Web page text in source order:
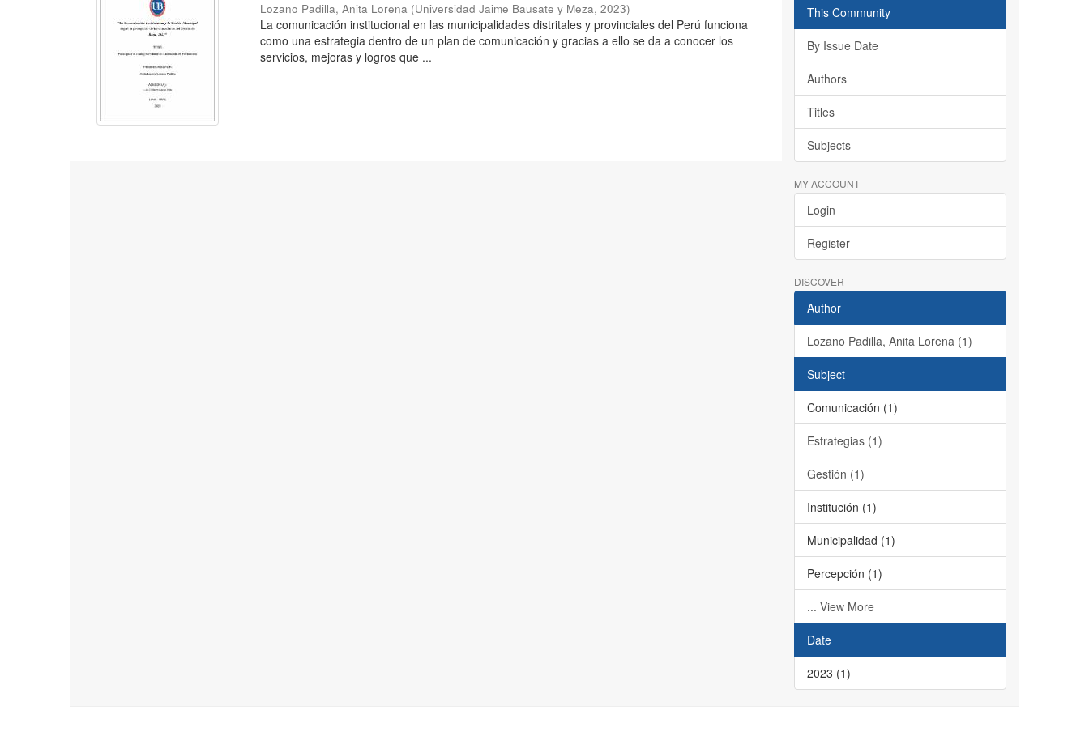
Lozano Padilla, Anita Lorena (Universidad Jaime Bausate y Meza,2023)
La comunicación institucional en las municipalidades distritales y provinciales del Perú funciona
como una estrategia dentro de un plan de comunicación y gracias a ello se da a conocer los
servicios, mejoras y logros que ...
This Community
By Issue Date
Authors
Titles
Subjects
MY ACCOUNT
Login
Register
DISCOVER
Author
Lozano Padilla, Anita Lorena (1)
Subject
Comunicación (1)
Estrategias (1)
Gestión (1)
Institución (1)
Municipalidad (1)
Percepción (1)
... View More
Date
2023 (1)